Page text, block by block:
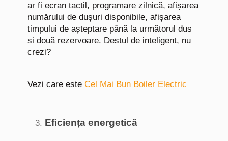
ar fi ecran tactil, programare zilnică, afișarea
numărului de dușuri disponibile, afișarea
timpului de așteptare până la următorul dus
și două rezervoare. Destul de inteligent, nu
crezi?
Vezi care este Cel Mai Bun Boiler Electric
Eficiența energetică